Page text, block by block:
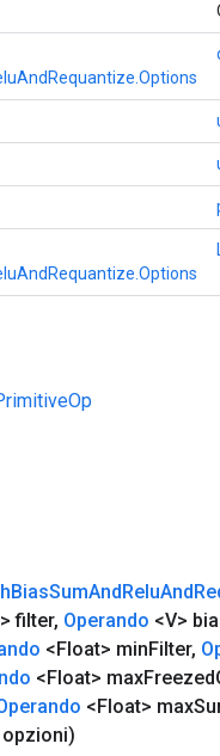
BiasSumAndReluAnd
filter, Operando <V>
<Float> minFilter,
<Float> maxFreezed
<Float> max
opzioni)